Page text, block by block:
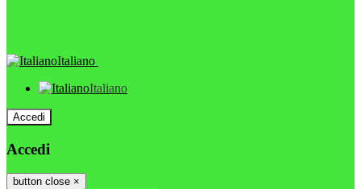
Italiano
Italiano
Accedi
Accedi
button close ×